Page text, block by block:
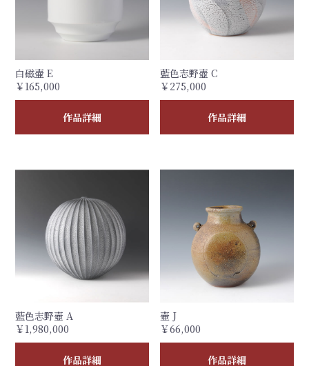
白磁壷 E
￥165,000
作品詳細
藍色志野壺 C
￥275,000
作品詳細
藍色志野壺 A
￥1,980,000
作品詳細
壷 J
￥66,000
作品詳細